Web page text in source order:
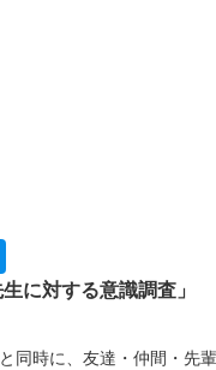
に対する意識調査」
同時に、友達・仲間・先